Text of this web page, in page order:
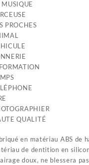
MUSIQUE
PROCHES
QUALITÉ
en matériau ABS de
de dentition en
doux, ne blessera